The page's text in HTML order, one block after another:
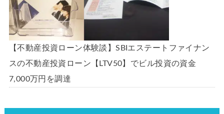
【不動産投資ローン体験談】SBIエステートファイナン
スの不動産投資ローン【LTV50】でビル投資の資金
7,000万円を調達